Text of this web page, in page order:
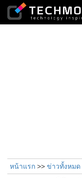
หน้าแรก >> ข่าวทั้งหมด